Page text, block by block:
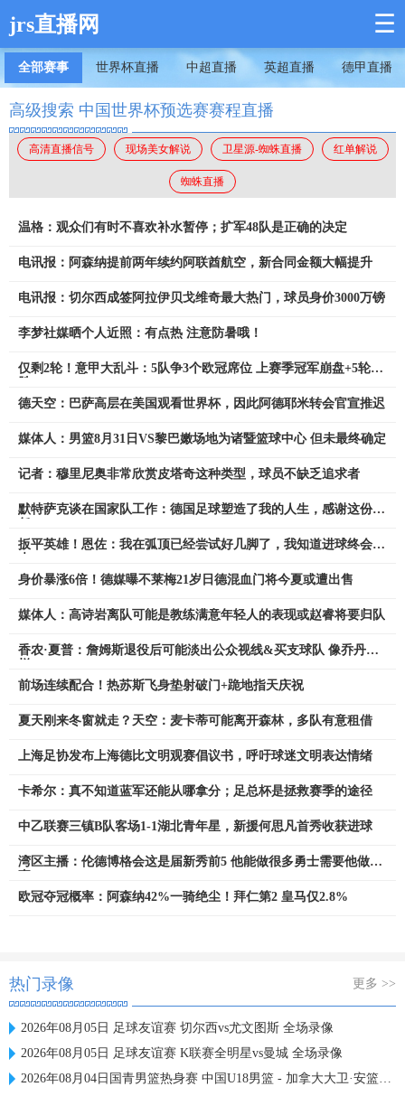
jrs直播网 ☰
全部赛事 世界杯直播 中超直播 英超直播 德甲直播
高级搜索 中国世界杯预选赛赛程直播
高清直播信号 现场美女解说 卫星源-蜘蛛直播 红单解说
蜘蛛直播
温格：观众们有时不喜欢补水暂停；扩军48队是正确的决定
电讯报：阿森纳提前两年续约阿联酋航空，新合同金额大幅提升
电讯报：切尔西成签阿拉伊贝戈维奇最大热门，球员身价3000万镑
李梦社媒晒个人近照：有点热 注意防暑哦！
仅剩2轮！意甲大乱斗：5队争3个欧冠席位 上赛季冠军崩盘+5轮1
德天空：巴萨高层在美国观看世界杯，因此阿德耶米转会官宣推迟
媒体人：男篮8月31日VS黎巴嫩场地为诸暨篮球中心 但未最终确定
记者：穆里尼奥非常欣赏皮塔奇这种类型，球员不缺乏追求者
默特萨克谈在国家队工作：德国足球塑造了我的人生，感谢这份信
扳平英雄！恩佐：我在弧顶已经尝试好几脚了，我知道进球终会到
身价暴涨6倍！德媒曝不莱梅21岁日德混血门将今夏或遭出售
媒体人：高诗岩离队可能是教练满意年轻人的表现或赵睿将要归队
香农·夏普：詹姆斯退役后可能淡出公众视线&买支球队 像乔丹一
前场连续配合！热苏斯飞身垫射破门+跪地指天庆祝
夏天刚来冬窗就走？天空：麦卡蒂可能离开森林，多队有意租借
上海足协发布上海德比文明观赛倡议书，呼吁球迷文明表达情绪
卡希尔：真不知道蓝军还能从哪拿分；足总杯是拯救赛季的途径
中乙联赛三镇B队客场1-1湖北青年星，新援何思凡首秀收获进球
湾区主播：伦德博格会这是届新秀前5 他能做很多勇士需要他做的
欧冠夺冠概率：阿森纳42%一骑绝尘！拜仁第2 皇马仅2.8%
热门录像 更多 >>
2026年08月05日 足球友谊赛 切尔西vs尤文图斯 全场录像
2026年08月05日 足球友谊赛 K联赛全明星vs曼城 全场录像
2026年08月04日国青男篮热身赛 中国U18男篮 - 加拿大大卫·安篮球学院 全场录像